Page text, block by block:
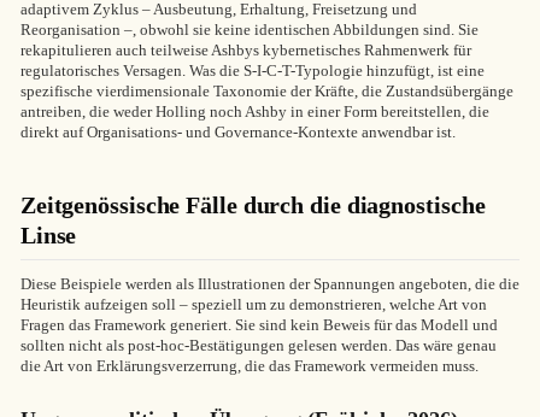
adaptivem Zyklus – Ausbeutung, Erhaltung, Freisetzung und
Reorganisation –, obwohl sie keine identischen Abbildungen sind. Sie
rekapitulieren auch teilweise Ashbys kybernetisches Rahmenwerk für
regulatorisches Versagen. Was die S-I-C-T-Typologie hinzufügt, ist eine
spezifische vierdimensionale Taxonomie der Kräfte, die Zustandsübergänge
antreiben, die weder Holling noch Ashby in einer Form bereitstellen, die
direkt auf Organisations- und Governance-Kontexte anwendbar ist.
Zeitgenössische Fälle durch die diagnostische
Linse
Diese Beispiele werden als Illustrationen der Spannungen angeboten, die die
Heuristik aufzeigen soll – speziell um zu demonstrieren, welche Art von
Fragen das Framework generiert. Sie sind kein Beweis für das Modell und
sollten nicht als post-hoc-Bestätigungen gelesen werden. Das wäre genau
die Art von Erklärungsverzerrung, die das Framework vermeiden muss.